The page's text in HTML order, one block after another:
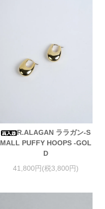
R.ALAGAN ララガン-S
MALL PUFFY HOOPS -GOL
D
41,800円(税3,800円)